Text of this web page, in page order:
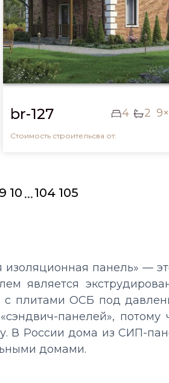
br-127 4 2
Стоимость строительсва от:
9 10 ...104 105
панель» —
является
с плитами ОСБ под
панелей»,
В России дома из СИП-
домами.